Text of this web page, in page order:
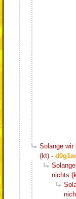
Solange wir
(kt) -
nichts